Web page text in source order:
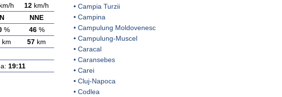
km/h 12 km/h
N NNE
% 46%
km 57 km
19:11
• Campia Turzii
• Campina
• Campulung Moldovenesc
• Campulung-Muscel
• Caracal
• Caransebes
• Carei
• Cluj-Napoca
• Codlea